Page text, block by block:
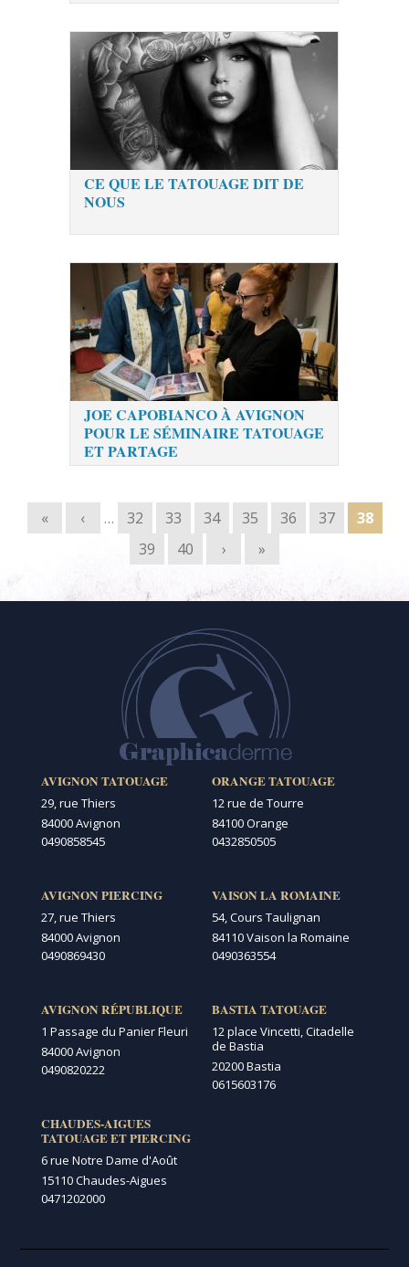
CE QUE LE TATOUAGE DIT DE
NOUS
JOE CAPOBIANCO À AVIGNON
POUR LE SÉMINAIRE TATOUAGE
ET PARTAGE
Pages
« ‹ … 32 33 34 35 36 37
38
39
40 › »
AVIGNON TATOUAGE
29, rue Thiers
84000 Avignon
0490858545
AVIGNON PIERCING
27, rue Thiers
84000 Avignon
0490869430
AVIGNON RÉPUBLIQUE
1 Passage du Panier Fleuri
84000 Avignon
0490820222
CHAUDES-AIGUES
TATOUAGE ET PIERCING
6 rue Notre Dame d'Août
15110 Chaudes-Aigues
0471202000
ORANGE TATOUAGE
12 rue de Tourre
84100 Orange
0432850505
VAISON LA ROMAINE
54, Cours Taulignan
84110 Vaison la Romaine
0490363554
BASTIA TATOUAGE
12 place Vincetti, Citadelle
de Bastia
20200 Bastia
0615603176